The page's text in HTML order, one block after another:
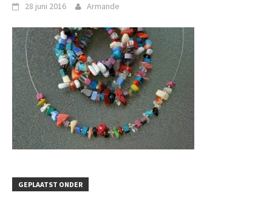
28 juni 2016 Armande
GEPLAATST ONDER